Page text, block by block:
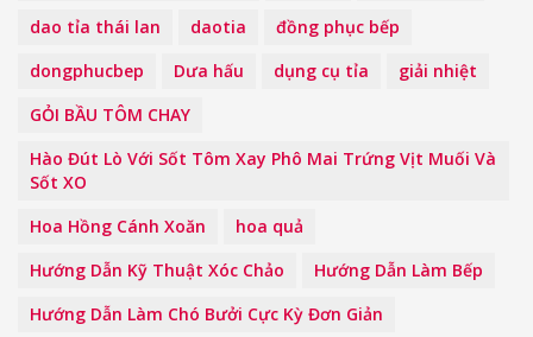
dao tỉa thái lan
daotia
đồng phục bếp
dongphucbep
Dưa hấu dụng cụ tỉa
giải nhiệt
GỎI BẦU TÔM CHAY
Hào Đút Lò Với Sốt Tôm Xay Phô Mai Trứng Vịt Muối Và
Sốt XO
Hoa Hồng Cánh Xoăn
hoa quả
Hướng Dẫn Kỹ Thuật Xóc Chảo
Hướng Dẫn Làm Bếp
Hướng Dẫn Làm Chó Bưởi Cực Kỳ Đơn Giản